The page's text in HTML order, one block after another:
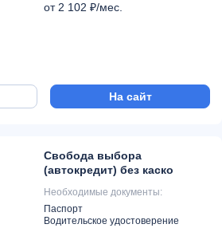
от 2 102 ₽/мес.
На сайт
Свобода выбора
(автокредит) без каско
Необходимые документы:
Паспорт
Водительское удостоверение